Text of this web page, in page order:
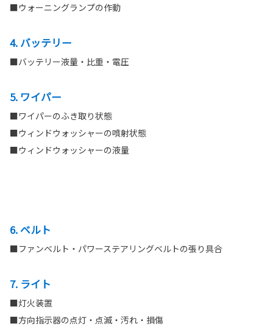
■ウォーニングランプの作動
4. バッテリー
■バッテリー液量・比重・電圧
5. ワイパー
■ワイパーのふき取り状態
■ウィンドウォッシャーの噴射状態
■ウィンドウォッシャーの液量
6. ベルト
■ファンベルト・パワーステアリングベルトの張り具合
7. ライト
■灯火装置
■方向指示器の点灯・点滅・汚れ・損傷